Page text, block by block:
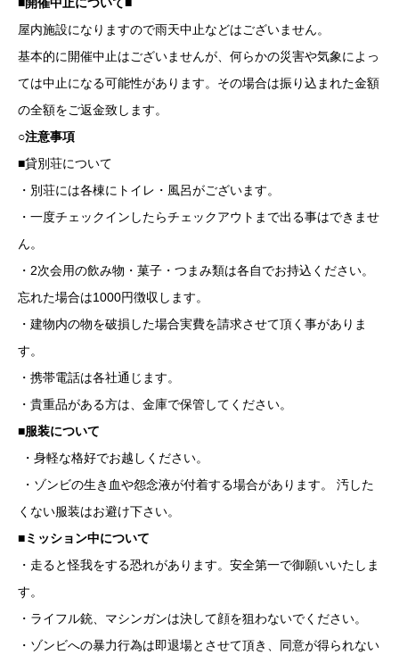
屋内施設になりますので雨天中止などはございません。
基本的に開催中止はございませんが、何らかの災害や気象によっ
ては中止になる可能性があります。その場合は振り込まれた金額
の全額をご返金致します。
○注意事項
■貸別荘について
・別荘には各棟にトイレ・風呂がございます。
・一度チェックインしたらチェックアウトまで出る事はできませ
ん。
・2次会用の飲み物・菓子・つまみ類は各自でお持込ください。
忘れた場合は1000円徴収します。
・建物内の物を破損した場合実費を請求させて頂く事がありま
す。
・携帯電話は各社通じます。
・貴重品がある方は、金庫で保管してください。
■服装について
・身軽な格好でお越しください。
・ゾンビの生き血や怨念液が付着する場合があります。 汚した
くない服装はお避け下さい。
■ミッション中について
・走ると怪我をする恐れがあります。安全第一で御願いいたしま
す。
・ライフル銃、マシンガンは決して顔を狙わないでください。
・ゾンビへの暴力行為は即退場とさせて頂き、同意が得られない